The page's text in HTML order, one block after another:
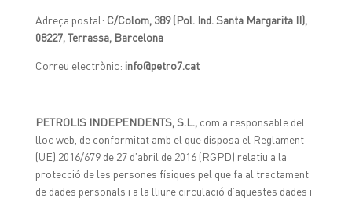
Adreça postal: C/Colom, 389 (Pol. Ind. Santa Margarita II),
08227, Terrassa, Barcelona
Correu electrònic: info@petro7.cat
PETROLIS INDEPENDENTS, S.L., com a responsable del
lloc web, de conformitat amb el que disposa el Reglament
(UE) 2016/679 de 27 d’abril de 2016 (RGPD) relatiu a la
protecció de les persones físiques pel que fa al tractament
de dades personals i a la lliure circulació d’aquestes dades i